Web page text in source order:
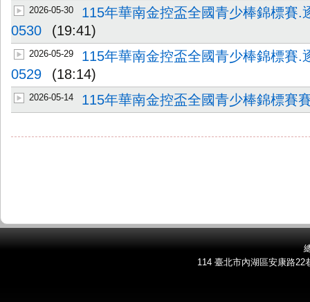
2026-05-30
115年華南金控盃全國青少棒錦標賽.
0530
(19:41)
2026-05-29
115年華南金控盃全國青少棒錦標賽.
0529
(18:14)
2026-05-14 115年華南金控盃全國青少棒錦標賽
114 臺北市內湖區安康路22